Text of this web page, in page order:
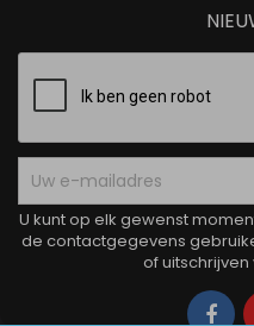
U kunt op elk gewenst
de contactgegevens
of